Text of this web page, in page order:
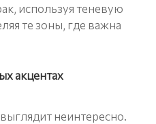
используя теневую
те зоны, где важна
акцентах
неинтересно.